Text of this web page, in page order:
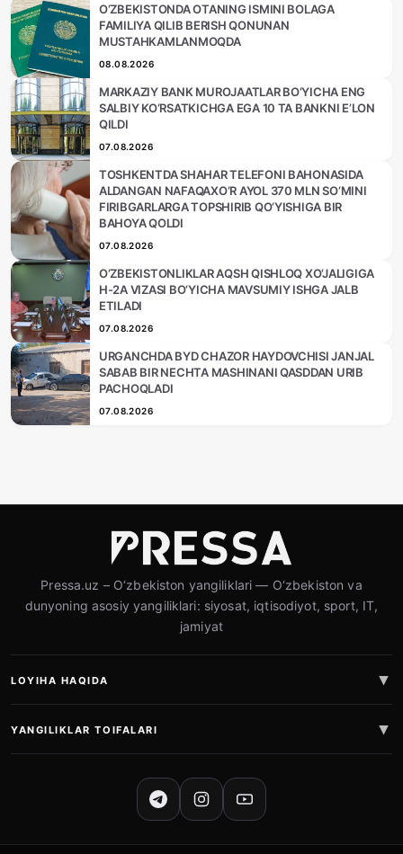
O‘ZBEKISTONDA OTANING ISMINI BOLAGA
FAMILIYA QILIB BERISH QONUNAN
MUSTAHKAMLANMOQDA
08.08.2026
MARKAZIY BANK MUROJAATLAR BO‘YICHA ENG
SALBIY KO‘RSATKICHGA EGA 10 TA BANKNI E’LON
QILDI
07.08.2026
TOSHKENTDA SHAHAR TELEFONI BAHONASIDA
ALDANGAN NAFAQAXO‘R AYOL 370 MLN SO‘MINI
FIRIBGARLARGA TOPSHIRIB QO‘YISHIGA BIR
BAHOYA QOLDI
07.08.2026
O‘ZBEKISTONLIKLAR AQSH QISHLOQ XO‘JALIGIGA
H-2A VIZASI BO‘YICHA MAVSUMIY ISHGA JALB
ETILADI
07.08.2026
URGANCHDA BYD CHAZOR HAYDOVCHISI JANJAL
SABAB BIR NECHTA MASHINANI QASDDAN URIB
PACHOQLADI
07.08.2026
Pressa.uz – O‘zbekiston yangiliklari — O‘zbekiston va
dunyoning asosiy yangiliklari: siyosat, iqtisodiyot, sport, IT,
jamiyat
LOYIHA HAQIDA
YANGILIKLAR TOIFALARI
IJTIMOIY TARMOQLAR